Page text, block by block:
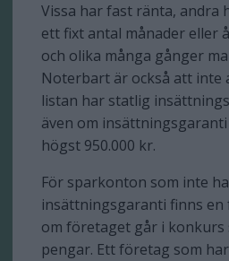
Vissa har fast ränta, andra
ett fixt antal månader eller
och olika många gånger
Noterbart är också att inte
listan har statlig
även om
högst 950.000 kr.
För sparkonton som inte
insättningsgaranti finns
om företaget går i
pengar. Ett företag som